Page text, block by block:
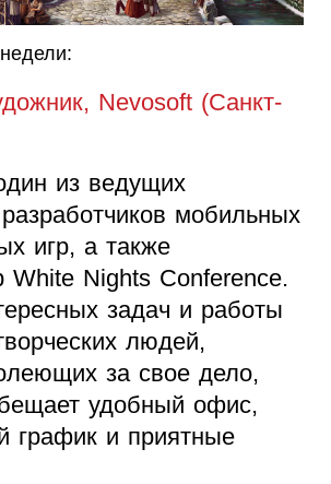
Nevosoft (Санкт-
из ведущих
мобильных
игр, а также
White Nights Conference.
задач и работы
людей,
за свое дело,
удобный офис,
график и приятные